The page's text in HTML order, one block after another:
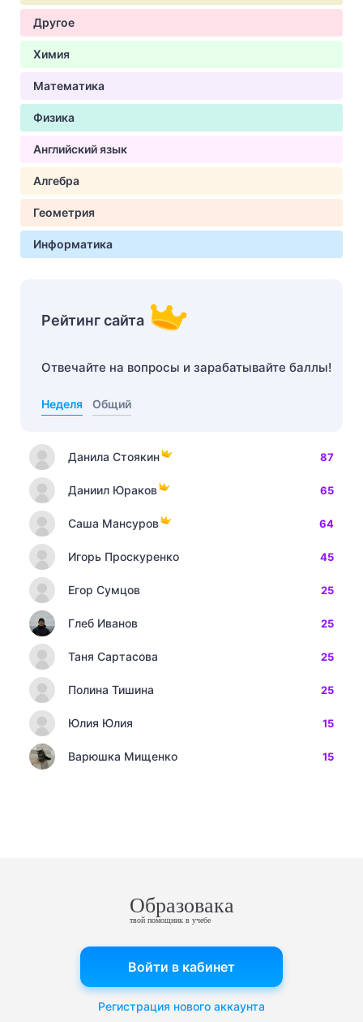
Другое
Химия
Математика
Физика
Английский язык
Алгебра
Геометрия
Информатика
Рейтинг сайта
Отвечайте на вопросы и зарабатывайте баллы!
Неделя Общий
Данила Стоякин 87
Даниил Юраков 65
Саша Мансуров 64
Игорь Проскуренко 45
Егор Сумцов 25
Глеб Иванов 25
Таня Сартасова 25
Полина Тишина 25
Юлия Юлия 15
Варюшка Мищенко 15
Образовака
твой помощник в учебе
Войти в кабинет
Регистрация нового аккаунта